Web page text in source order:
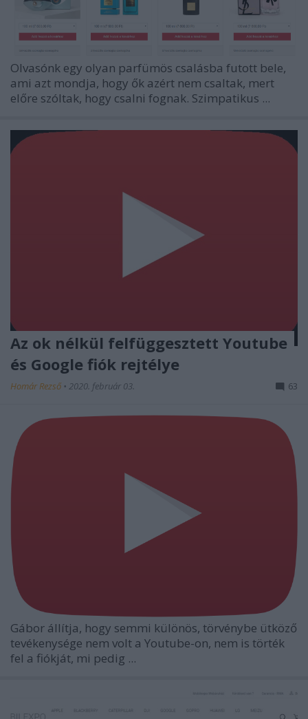
Olvasónk egy olyan parfümös csalásba futott bele,
ami azt mondja, hogy ők azért nem csaltak, mert
előre szóltak, hogy csalni fognak. Szimpatikus ...
Az ok nélkül felfüggesztett Youtube
és Google fiók rejtélye
Homár Rezső • 2020. február 03. 63
Gábor állítja, hogy semmi különös, törvénybe ütköző
tevékenysége nem volt a Youtube-on, nem is törték
fel a fiókját, mi pedig ...